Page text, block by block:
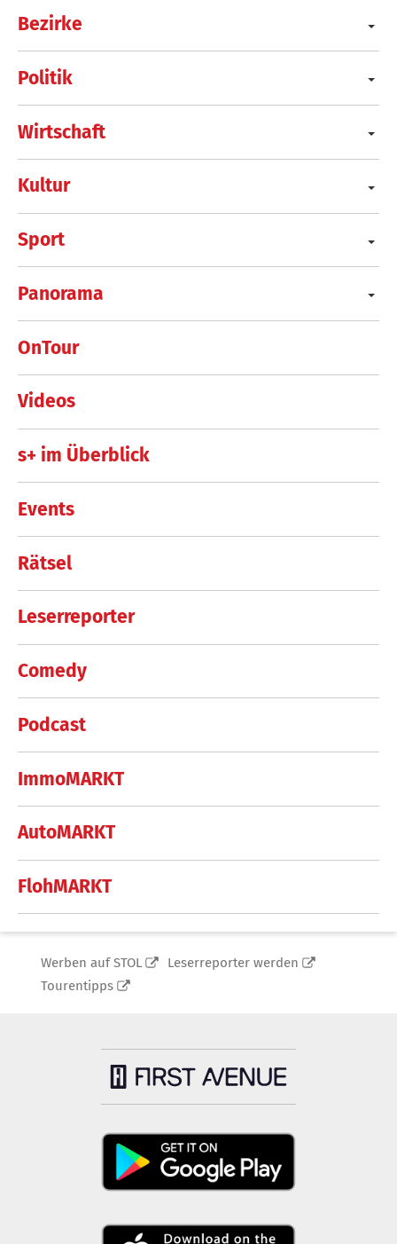
Bezirke
Politik
Wirtschaft
Kultur
Sport
Panorama
OnTour
Videos
s+ im Überblick
Events
Rätsel
Leserreporter
Comedy
Podcast
ImmoMARKT
AutoMARKT
FlohMARKT
Werben auf STOL
Leserreporter werden
Tourentipps